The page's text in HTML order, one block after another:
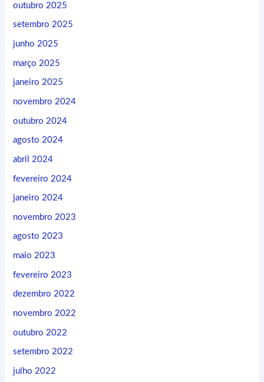
outubro 2025
setembro 2025
junho 2025
março 2025
janeiro 2025
novembro 2024
outubro 2024
agosto 2024
abril 2024
fevereiro 2024
janeiro 2024
novembro 2023
agosto 2023
maio 2023
fevereiro 2023
dezembro 2022
novembro 2022
outubro 2022
setembro 2022
julho 2022